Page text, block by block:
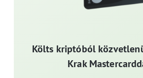
Költs kriptóból
Krak